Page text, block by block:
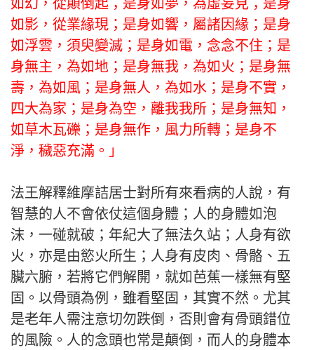
如幻，從顛倒起；是身如夢，為虛妄見；是身
如影，從業緣現；是身如響，屬諸因緣；是身
如浮雲，須臾變滅；是身如電，念念不住；是
身無主，為如地；是身無我，為如火；是身無
壽，為如風；是身無人，為如水；是身不實，
四大為家；是身為空，離我我所；是身無知，
如草木瓦礫；是身無作，風力所轉；是身不
淨，穢惡充滿。」
法王解釋維摩詰居士對所有來看病的人說，有
智慧的人不會依仗這個身體；人的身體如泡
沫，一碰就破；年紀大了無法久站；人身有欲
火，亦是由慾火所生；人身有皮肉、骨骼、五
臟六腑，若將它們解開，就如芭蕉一樣無有堅
固。以骨頭為例，雖看堅固，其實不然。尤其
是老年人需注意切勿跌倒，否則會有骨頭錯位
的風險。人的念頭也常是顛倒，而人的身體本